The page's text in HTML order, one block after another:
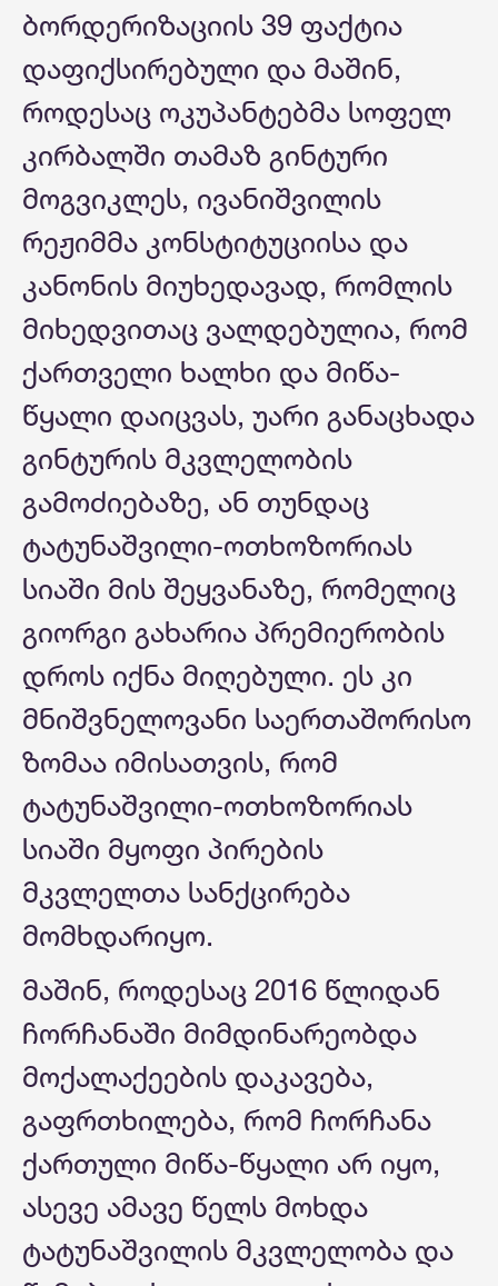
ბორდერიზაციის 39 ფაქტია
დაფიქსირებული და მაშინ,
როდესაც ოკუპანტებმა სოფელ
კირბალში თამაზ გინტური
მოგვიკლეს, ივანიშვილის
რეჟიმმა კონსტიტუციისა და
კანონის მიუხედავად, რომლის
მიხედვითაც ვალდებულია, რომ
ქართველი ხალხი და მიწა-
წყალი დაიცვას, უარი განაცხადა
გინტურის მკვლელობის
გამოძიებაზე, ან თუნდაც
ტატუნაშვილი-ოთხოზორიას
სიაში მის შეყვანაზე, რომელიც
გიორგი გახარია პრემიერობის
დროს იქნა მიღებული. ეს კი
მნიშვნელოვანი საერთაშორისო
ზომაა იმისათვის, რომ
ტატუნაშვილი-ოთხოზორიას
სიაში მყოფი პირების
მკვლელთა სანქცირება
მომხდარიყო.
მაშინ, როდესაც 2016 წლიდან
ჩორჩანაში მიმდინარეობდა
მოქალაქეების დაკავება,
გაფრთხილება, რომ ჩორჩანა
ქართული მიწა-წყალი არ იყო,
ასევე ამავე წელს მოხდა
ტატუნაშვილის მკვლელობა და